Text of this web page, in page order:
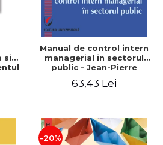
si
Manual de control intern
managerial in sectorul
public - Jean-Pierre
63,43 Lei
-20%